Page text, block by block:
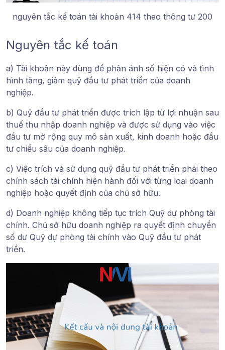
nguyên tắc kế toán tài khoản 414 theo thông tư 200
Nguyên tắc kế toán
a) Tài khoản này dùng để phản ánh số hiện có và tình
hình tăng, giảm quỹ đầu tư phát triển của doanh
nghiệp.
b) Quỹ đầu tư phát triển được trích lập từ lợi nhuận sau
thuế thu nhập doanh nghiệp và được sử dụng vào việc
đầu tư mở rộng quy mô sản xuất, kinh doanh hoặc đầu
tư chiều sâu của doanh nghiệp.
c) Việc trích và sử dụng quỹ đầu tư phát triển phải theo
chính sách tài chính hiện hành đối với từng loại doanh
nghiệp hoặc quyết định của chủ sở hữu.
d) Doanh nghiệp không tiếp tục trích Quỹ dự phòng tài
chính. Chủ sở hữu doanh nghiệp ra quyết định chuyển
số dư Quỹ dự phòng tài chính vào Quỹ đầu tư phát
triển.